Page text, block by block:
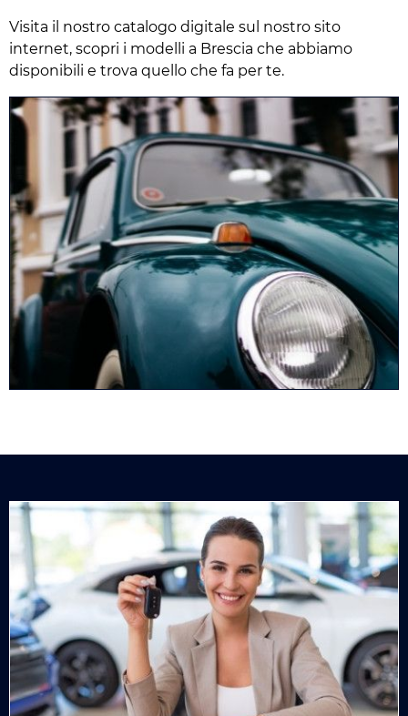
Visita il nostro catalogo digitale sul nostro sito
internet, scopri i modelli a Brescia che abbiamo
disponibili e trova quello che fa per te.